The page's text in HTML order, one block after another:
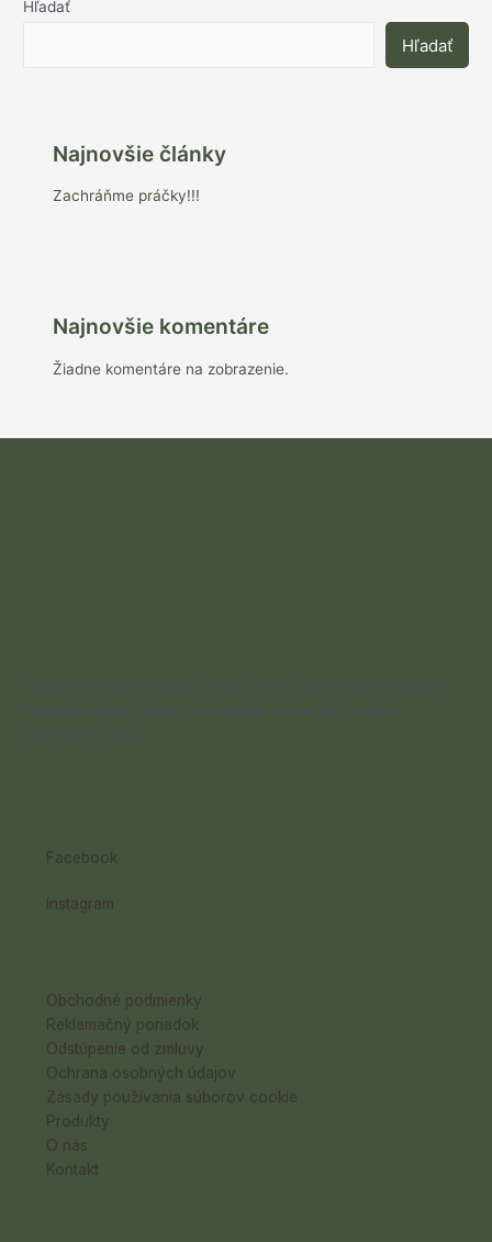
Hľadať
Hľadať
Najnovšie články
Zachráňme práčky!!!
Najnovšie komentáre
Žiadne komentáre na zobrazenie.
Tradičné prírodné mydlo z lesov a lúk v okolí mesta Bardejov.
Prírodné mydlá, ktoré sú vyrábané len zo 100 %-ných
rastlinných olejov
Facebook
Instagram
Obchodné podmienky
Reklamačný poriadok
Odstúpenie od zmluvy
Ochrana osobných údajov
Zásady používania súborov cookie
Produkty
O nás
Kontakt